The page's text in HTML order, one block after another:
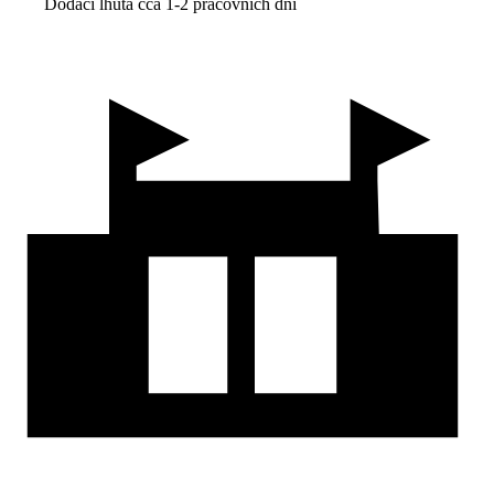
Dodací lhůta cca 1-2 pracovních dní